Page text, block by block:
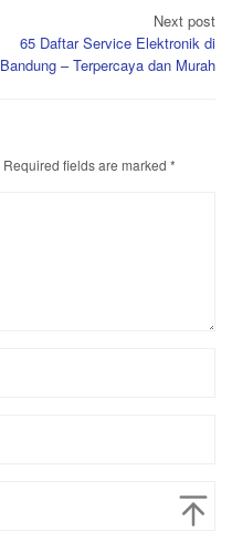
Next post
65 Daftar Service Elektronik di
Bandung – Terpercaya dan Murah
Required fields are marked *